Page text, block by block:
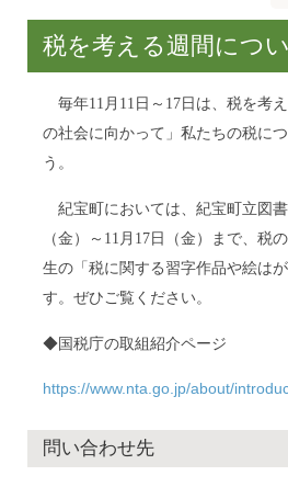
税を考える週間につ
毎年11 月 11 日～ 17日は、税を考
の社会に向かって」私たちの税に
う。
紀宝町においては、紀宝町立図書
（金）～ 11 月 17日（金）まで、税
生の「税に関する習字作品や絵は
す。ぜひご覧ください。
◆国税庁の取組紹介ページ
https://www.nta.go.jp/about/
問い合わせ先